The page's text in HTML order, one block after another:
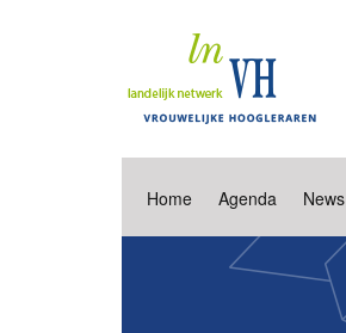
Home Agenda News